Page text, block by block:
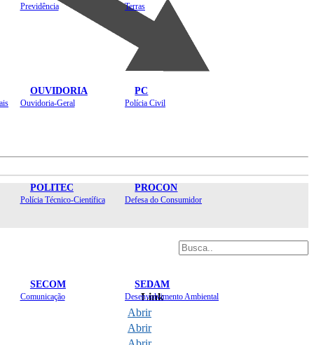
Previdência Terras
OUVIDORIA
Ouvidoria-Geral
PC
Polícia Civil
POLITEC
Polícia Técnico-Científica
PROCON
Defesa do Consumidor
SECOM
Comunicação
SEDAM
Desenvolvimento Ambiental
Link
Abrir
Abrir